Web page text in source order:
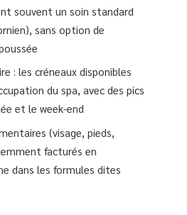
souvent un soin standard
sans option de
: les créneaux disponibles
du spa, avec des pics
et le week-end
(visage, pieds,
facturés en
dans les formules dites